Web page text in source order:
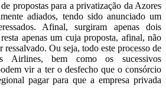
propostas para a privatização da Azores
adiados, tendo sido anunciado um
Afinal, surgiram apenas dois
apenas um cuja proposta, afinal, não
ressalvado. Ou seja, todo este processo de
Airlines, bem como os sucessivos
vir a ter o desfecho que o consórcio
pagar para que a empresa privada